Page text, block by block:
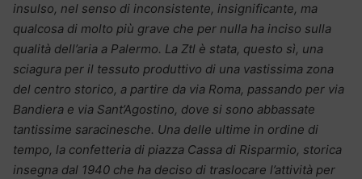
insulso, nel senso di inconsistente, insignificante, ma
qualcosa di molto più grave che per nulla ha inciso sulla
qualità dell’aria a Palermo. La Ztl è stata, questo sì, una
sciagura per il tessuto produttivo di una vastissima zona
del centro storico, a partire da via Roma, passando per via
Bandiera e via Sant’Agostino, dove si sono abbassate
tantissime saracinesche. Una delle ultime in ordine di
tempo, la confetteria di piazza Cassa di Risparmio, storica
insegna dal 1940 che ha deciso di traslocare l’attività per